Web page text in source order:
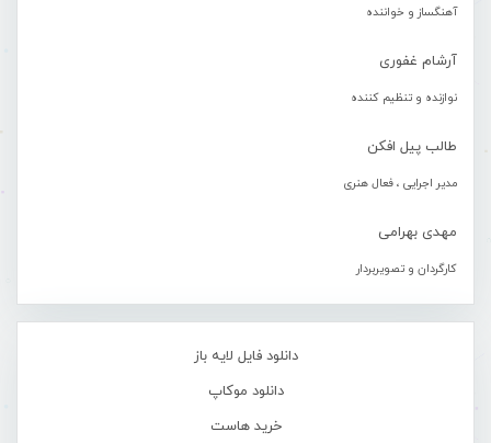
آهنگساز و خواننده
آرشام غفوری
نوازنده و تنظیم کننده
طالب پیل افکن
مدیر اجرایی ، فعال هنری
مهدی بهرامی
کارگردان و تصویربردار
دانلود فایل لایه باز
دانلود موکاپ
خرید هاست